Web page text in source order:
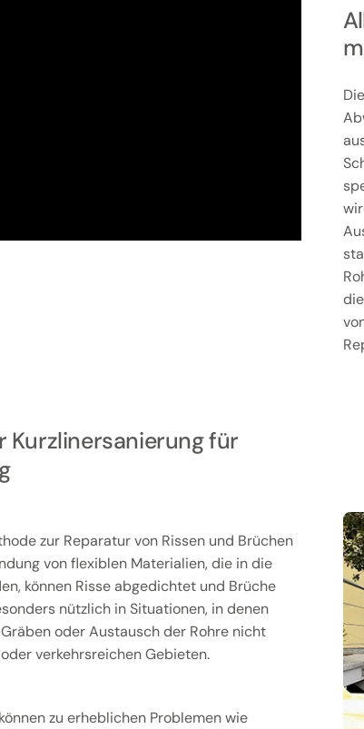
für
zur Reparatur von Rissen und Brüchen
von flexiblen Materialien, die in die
können Risse abgedichtet und Brüche
nützlich in Situationen, in denen
oder Austausch der Rohre nicht
verkehrsreichen Gebieten.
zu erheblichen Problemen wie